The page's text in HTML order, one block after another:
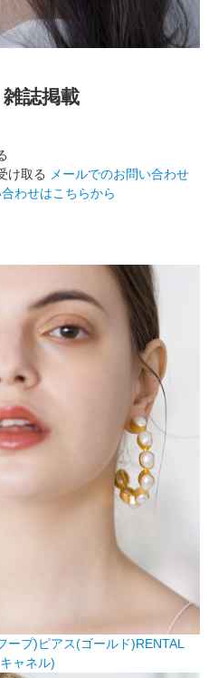
誌掲載
け取る
メールでのお問い合わせ
わせはこちらから
ープ)ピアス(ゴールド)RENTAL
ャネル)